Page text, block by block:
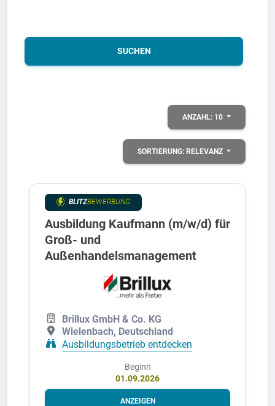
SUCHEN
ANZAHL: 10
SORTIERUNG: RELEVANZ
BLITZBEWERBUNG
Ausbildung Kaufmann (m/w/d) für
Groß- und
Außenhandelsmanagement
Brillux GmbH & Co. KG
Wielenbach, Deutschland
Ausbildungsbetrieb entdecken
Beginn
01.09.2026
ANZEIGEN